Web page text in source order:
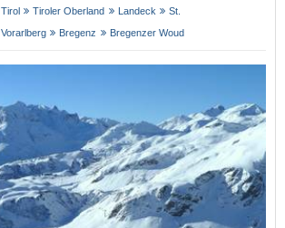
Tirol Tiroler Oberland Landeck
St.
Vorarlberg Bregenz Bregenzer Woud